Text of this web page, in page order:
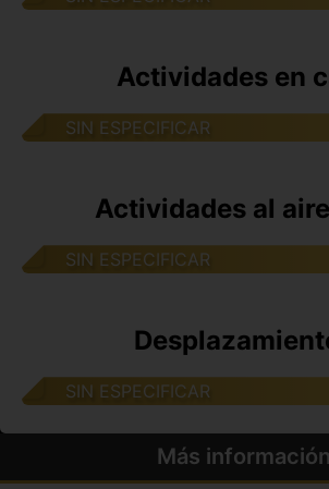
Actividades en
SIN ESPECIFICAR
Actividades al
SIN ESPECIFICAR
SIN ESPECIFICAR
Más información